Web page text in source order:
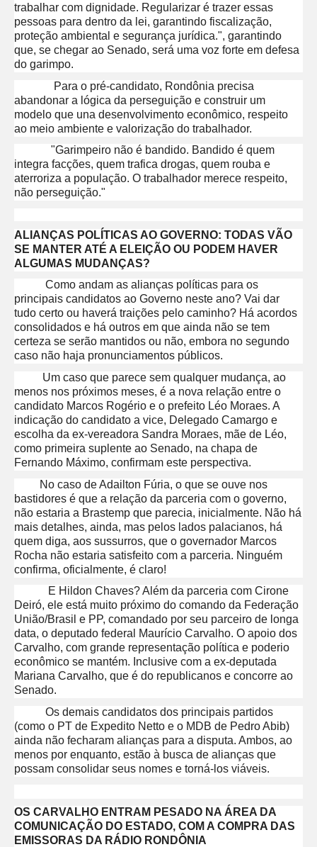
trabalhar com dignidade. Regularizar é trazer essas
pessoas para dentro da lei, garantindo fiscalização,
proteção ambiental e segurança jurídica.", garantindo
que, se chegar ao Senado, será uma voz forte em defesa
do garimpo.
Para o pré-candidato, Rondônia precisa
abandonar a lógica da perseguição e construir um
modelo que una desenvolvimento econômico, respeito
ao meio ambiente e valorização do trabalhador.
"Garimpeiro não é bandido. Bandido é quem
integra facções, quem trafica drogas, quem rouba e
aterroriza a população. O trabalhador merece respeito,
não perseguição."
ALIANÇAS POLÍTICAS AO GOVERNO: TODAS VÃO
SE MANTER ATÉ A ELEIÇÃO OU PODEM HAVER
ALGUMAS MUDANÇAS?
Como andam as alianças políticas para os
principais candidatos ao Governo neste ano? Vai dar
tudo certo ou haverá traições pelo caminho? Há acordos
consolidados e há outros em que ainda não se tem
certeza se serão mantidos ou não, embora no segundo
caso não haja pronunciamentos públicos.
Um caso que parece sem qualquer mudança, ao
menos nos próximos meses, é a nova relação entre o
candidato Marcos Rogério e o prefeito Léo Moraes. A
indicação do candidato a vice, Delegado Camargo e
escolha da ex-vereadora Sandra Moraes, mãe de Léo,
como primeira suplente ao Senado, na chapa de
Fernando Máximo, confirmam este perspectiva.
No caso de Adailton Fúria, o que se ouve nos
bastidores é que a relação da parceria com o governo,
não estaria a Brastemp que parecia, inicialmente. Não há
mais detalhes, ainda, mas pelos lados palacianos, há
quem diga, aos sussurros, que o governador Marcos
Rocha não estaria satisfeito com a parceria. Ninguém
confirma, oficialmente, é claro!
E Hildon Chaves? Além da parceria com Cirone
Deiró, ele está muito próximo do comando da Federação
União/Brasil e PP, comandado por seu parceiro de longa
data, o deputado federal Maurício Carvalho. O apoio dos
Carvalho, com grande representação política e poderio
econômico se mantém. Inclusive com a ex-deputada
Mariana Carvalho, que é do republicanos e concorre ao
Senado.
Os demais candidatos dos principais partidos
(como o PT de Expedito Netto e o MDB de Pedro Abib)
ainda não fecharam alianças para a disputa. Ambos, ao
menos por enquanto, estão à busca de alianças que
possam consolidar seus nomes e torná-los viáveis.
OS CARVALHO ENTRAM PESADO NA ÁREA DA
COMUNICAÇÃO DO ESTADO, COM A COMPRA DAS
EMISSORAS DA RÁDIO RONDÔNIA